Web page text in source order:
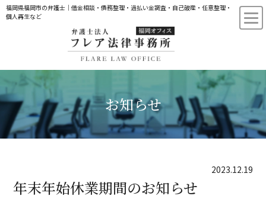
福岡県福岡市の弁護士｜借金相談・債務整理・過払い金調査・自己破産・任意整理・
個人再生など
お知らせ
2023.12.19
年末年始休業期間のお知らせ